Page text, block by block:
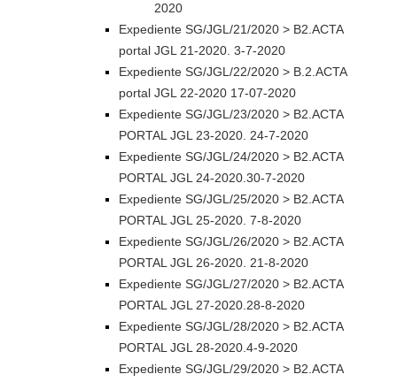
2020
Expediente SG/JGL/21/2020 > B2.ACTA
portal JGL 21-2020. 3-7-2020
Expediente SG/JGL/22/2020 > B.2.ACTA
portal JGL 22-2020 17-07-2020
Expediente SG/JGL/23/2020 > B2.ACTA
PORTAL JGL 23-2020. 24-7-2020
Expediente SG/JGL/24/2020 > B2.ACTA
PORTAL JGL 24-2020.30-7-2020
Expediente SG/JGL/25/2020 > B2.ACTA
PORTAL JGL 25-2020. 7-8-2020
Expediente SG/JGL/26/2020 > B2.ACTA
PORTAL JGL 26-2020. 21-8-2020
Expediente SG/JGL/27/2020 > B2.ACTA
PORTAL JGL 27-2020.28-8-2020
Expediente SG/JGL/28/2020 > B2.ACTA
PORTAL JGL 28-2020.4-9-2020
Expediente SG/JGL/29/2020 > B2.ACTA